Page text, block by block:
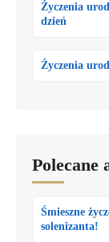
Życzenia
dzień
Życzenia
Polecane
Śmieszne
solenizanta!